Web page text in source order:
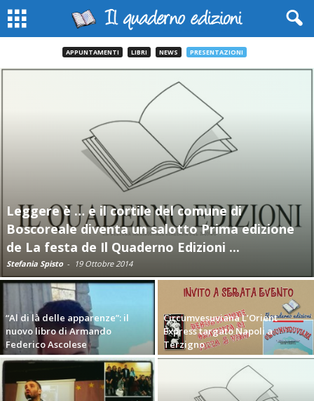
APPUNTAMENTI LIBRI NEWS PRESENTAZIONI
Leggere è … e il cortile del comune di
Boscoreale diventa un salotto Prima edizione
de La festa de Il Quaderno Edizioni ...
Stefania Spisto - 19 Ottobre 2014
“Al di là delle apparenze”: il
nuovo libro di Armando
Federico Ascolese
Circumvesuviana L’Orient
Express targato Napoli a
Terzigno